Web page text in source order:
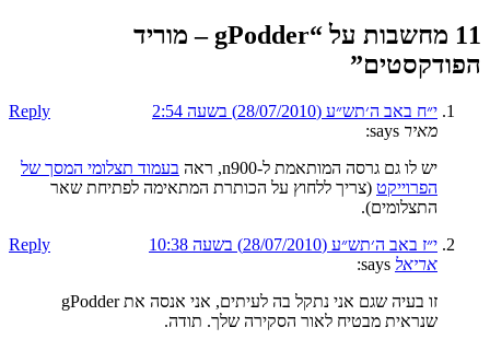
11 מחשבות על “
gPodder – מוריד
הפודקסטים”
י״ח באב ה׳תש״ע (28/07/2010) בשעה 2:54
Reply
מאיר says:
יש לו גם גרסה המותאמת ל-n900, ראה
בעמוד תצלומי המסך של
הפרוייקט (צריך ללחוץ על הכותרת המתאימה לפתיחת שאר
התצלומים).
י״ז באב ה׳תש״ע (28/07/2010) בשעה 10:38
Reply
אריאל says:
זו בעיה שגם אני נתקל בה לעיתים, אני אנסה את gPodder
שנראית מבטיח לאור הסקירה שלך. תודה.